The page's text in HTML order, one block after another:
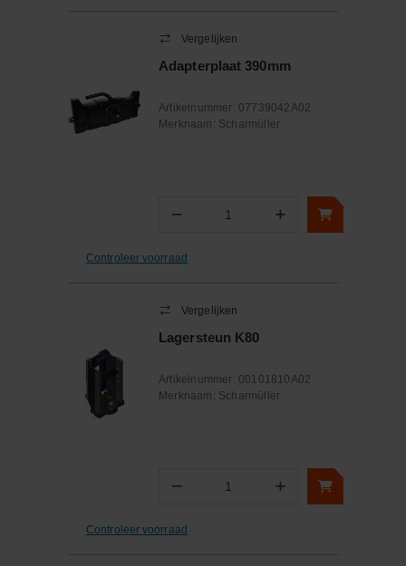
Vergelijken
Adapterplaat 390mm
Artikelnummer: 07739042A02
Merknaam: Scharmüller
− Aantal +
Controleer voorraad
Vergelijken
Lagersteun K80
Artikelnummer: 00101810A02
Merknaam: Scharmüller
− Aantal +
Controleer voorraad